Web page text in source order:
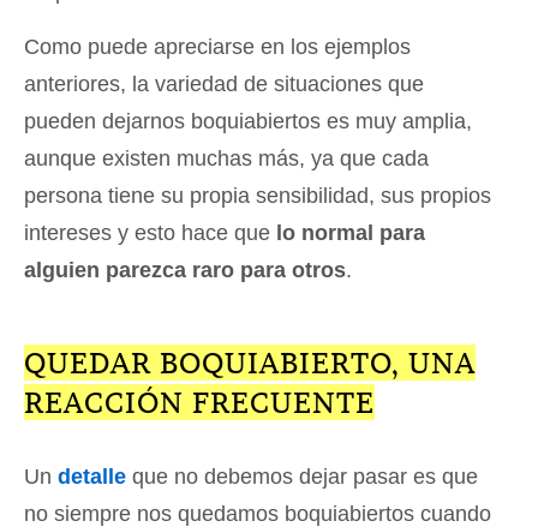
Como puede apreciarse en los ejemplos
anteriores, la variedad de situaciones que
pueden dejarnos boquiabiertos es muy amplia,
aunque existen muchas más, ya que cada
persona tiene su propia sensibilidad, sus propios
intereses y esto hace que lo normal para
alguien parezca raro para otros.
QUEDAR BOQUIABIERTO, UNA
REACCIÓN FRECUENTE
Un detalle que no debemos dejar pasar es que
no siempre nos quedamos boquiabiertos cuando